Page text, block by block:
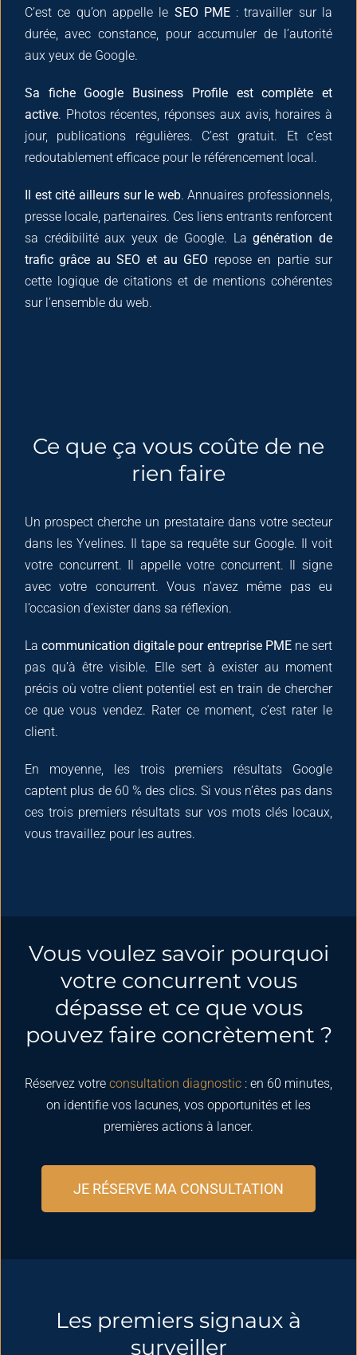
C’est ce qu’on appelle le SEO PME: travailler sur la
durée, avec constance, pour accumuler de l’autorité
aux yeux de Google.
Sa fiche Google Business Profile est complète et
active. Photos récentes, réponses aux avis, horaires à
jour, publications régulières. C’est gratuit. Et c’est
redoutablement efficace pour le référencement local.
Il est cité ailleurs sur le web. Annuaires professionnels,
presse locale, partenaires. Ces liens entrants renforcent
sa crédibilité aux yeux de Google. Lagénération de
trafic grâce au SEO et au GEO repose en partie sur
cette logique de citations et de mentions cohérentes
sur l’ensemble du web.
Ce que ça vous coûte de ne
rien faire
Un prospect cherche un prestataire dans votre secteur
dans les Yvelines. Il tape sa requête sur Google. Il voit
votre concurrent. Il appelle votre concurrent. Il signe
avec votre concurrent. Vous n’avez même pas eu
l’occasion d’exister dans sa réflexion.
Lacommunication digitale pour entreprise PMEne sert
pas qu’à être visible. Elle sert à exister au moment
précis où votre client potentiel est en train de chercher
ce que vous vendez. Rater ce moment, c’est rater le
client.
En moyenne, les trois premiers résultats Google
captent plus de 60 % des clics. Si vous n’êtes pas dans
ces trois premiers résultats sur vos mots clés locaux,
vous travaillez pour les autres.
Vous voulez savoir pourquoi
votre concurrent vous
dépasse et ce que vous
pouvez faire concrètement ?
Réservez votre consultation diagnostic : en 60 minutes,
on identifie vos lacunes, vos opportunités et les
premières actions à lancer.
JE RÉSERVE MA CONSULTATION
Les premiers signaux à
surveiller